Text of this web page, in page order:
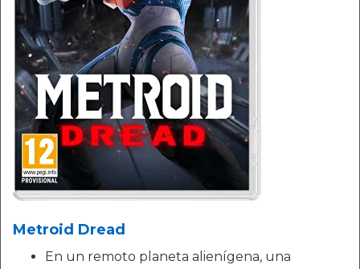
Metroid Dread
En un remoto planeta alienígena, una